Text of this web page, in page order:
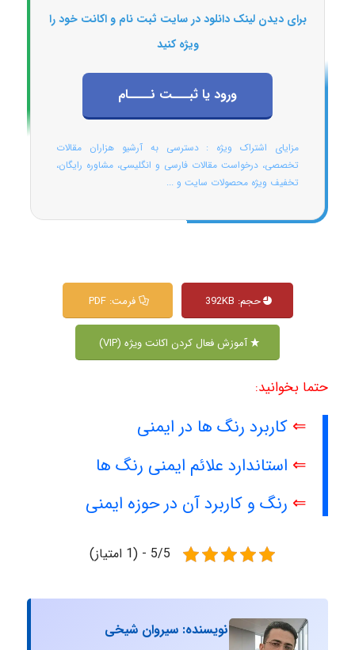
برای دیدن لینک دانلود در سایت ثبت نام و اکانت خود را
ویژه کنید
ورود یا ثبـــت نــــام
مزایای اشتراک ویژه : دسترسی به آرشیو هزاران مقالات
تخصصی، درخواست مقالات فارسی و انگلیسی، مشاوره رایگان،
تخفیف ویژه محصولات سایت و ...
حجم: 392KB فرمت: PDF
آموزش فعال کردن اکانت ویژه (VIP)
حتما بخوانید:
⇐ کاربرد رنگ ها در ایمنی
⇐ استاندارد علائم ایمنی رنگ ها
⇐ رنگ و کاربرد آن در حوزه ایمنی
5/5 - (1 امتیاز)
نویسنده: سیروان شیخی